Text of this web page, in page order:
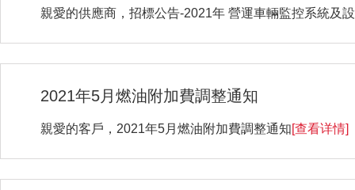
親愛的供應商，招標公告-2021年 營運車輛監控系統及
2021年5月燃油附加費調整通知
親愛的客戶，2021年5月燃油附加費調整通知[查看详情]